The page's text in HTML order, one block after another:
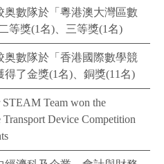
奥數隊於「粵港澳大灣區數
等獎(1名)、三等獎(1名)
奥數隊於「香港國際數學競
得了金獎(1名)、銅獎(11名)
STEAM Team won the
Device Competition